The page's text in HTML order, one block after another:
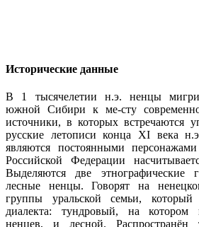
Исторические данные
В 1 тысячелетии н.э. ненцы
южной Сибири к ме-сту
источники, в которых встречаются
русские летописи конца XI века
являются постоянными
Российской Федерации
Выделяются две этнографические
лесные ненцы. Говорят на
группы уральской семьи, который
диалекта: тундровый, на котором
ненцев, и лесной. Распространён